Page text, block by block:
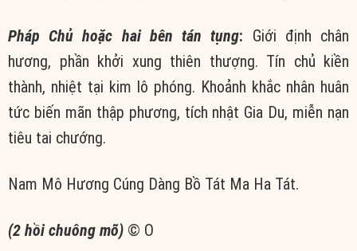
Pháp Chủ hoặc hai bên tán tụng: Giới định chân
hương, phần khởi xung thiên thượng. Tín chủ kiền
thành, nhiệt tại kim lô phóng. Khoảnh khắc nhân huân
tức biến mãn thập phương, tích nhật Gia Du, miễn nạn
tiêu tai chướng.
Nam Mô Hương Cúng Dàng Bồ Tát Ma Ha Tát.
(2 hồi chuông mõ) © Ο